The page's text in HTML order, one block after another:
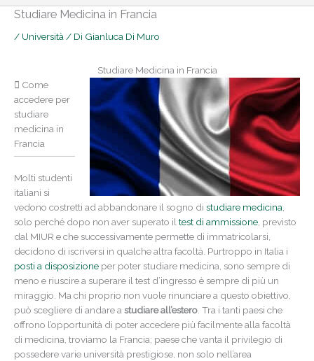
Studiare Medicina in Francia
/ Università/ Di Gianluca Di Muro
Studiare Medicina in Francia
Come
accedere per
studiare
medicina in
Francia
Molti studenti
italiani si
vedono costretti ad abbandonare il sogno di studiare medicina
solo perché dopo non aver superato il test di ammissione , previsto
dal MIUR e che successivamente permette di immatricolarsi,
decidono di iscriversi in qualche altra facoltà. Purtroppo in Italia i
posti a disposizione per poter studiare medicina, sono sempre di
meno e riuscire a superare il test d’ingresso è sempre di più un
miraggio. Ma chi proprio non vuole rinunciare a questo obiettivo,
può scegliere di andare a studiare all’estero . Tra i tanti paesi che
offrono l’opportunità di poter accedere più facilmente alla facoltà
di medicina, troviamo la Francia; paese che vanta il privilegio di
possedere varie università prestigiose, non solo nell’area